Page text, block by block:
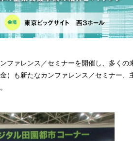
ファレンス／セミナーを開催し、多くの
）も新たなカンファレンス／セミナー、